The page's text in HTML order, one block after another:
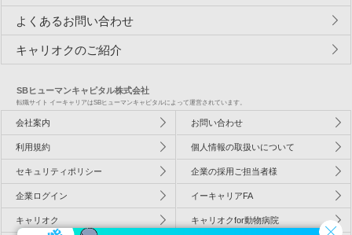
よくあるお問い合わせ
キャリオクのご紹介
SBヒューマンキャピタル株式会社
転職サイト イーキャリアはSBヒューマンキャピタルによって運営されています。
会社案内 お問い合わせ
利用規約 個人情報の取扱いについて
セキュリティポリシー 企業の採用ご担当者様
企業ログイン イーキャリアFA
キャリオク キャリオクfor動物病院